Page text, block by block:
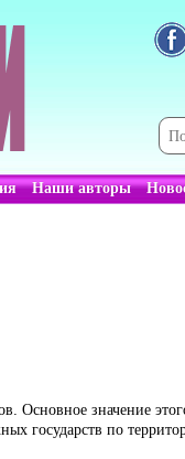
Наши авторы
Основное значение
государств по